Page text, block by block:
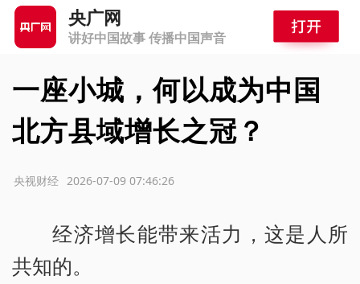
央广网
讲好中国故事 传播中国声音
一座小城，何以成为中国
北方县域增长之冠？
2026-07-09 07:46:26
央视财经
经济增长能带来活力，这是人所
共知的。